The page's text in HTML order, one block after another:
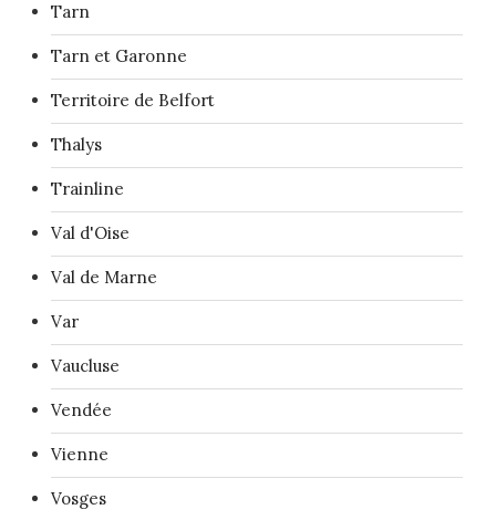
Tarn
Tarn et Garonne
Territoire de Belfort
Thalys
Trainline
Val d'Oise
Val de Marne
Var
Vaucluse
Vendée
Vienne
Vosges